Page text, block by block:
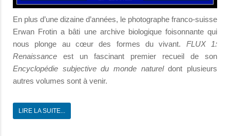
En plus d’une dizaine d’années, le photographe franco-suisse
Erwan Frotin a bâti une archive biologique foisonnante qui
nous plonge au cœur des formes du vivant. FLUX 1:
Renaissance est un fascinant premier recueil de son
Encyclopédie subjective du monde natureldont plusieurs
autres volumes sont à venir.
LIRE LA SUITE...